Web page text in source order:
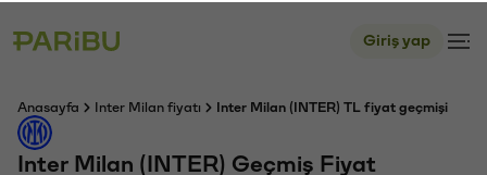
Giriş yap
Anasayfa Inter Milan fiyatı Inter Milan (INTER) TL fiyat geçmişi
Inter Milan (INTER) Geçmiş Fiyat